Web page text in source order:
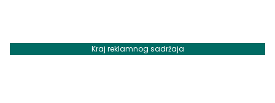
Kraj reklamnog sadržaja